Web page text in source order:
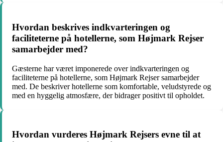
Hvordan beskrives indkvarteringen og
faciliteterne på hotellerne, som Højmark Rejser
samarbejder med?
Gæsterne har været imponerede over indkvarteringen og
faciliteterne på hotellerne, som Højmark Rejser samarbejder
med. De beskriver hotellerne som komfortable, veludstyrede og
med en hyggelig atmosfære, der bidrager positivt til opholdet.
Hvordan vurderes Højmark Rejsers evne til at